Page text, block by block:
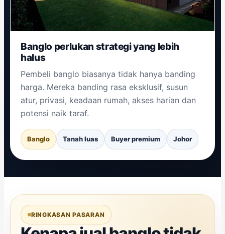
Banglo perlukan strategi yang lebih
halus
Pembeli banglo biasanya tidak hanya banding
harga. Mereka banding rasa eksklusif, susun
atur, privasi, keadaan rumah, akses harian dan
potensi naik taraf.
Banglo Tanah luas Buyer premium Johor
RINGKASAN PASARAN